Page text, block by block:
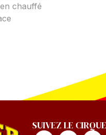
chauffé
SUIVEZ LE